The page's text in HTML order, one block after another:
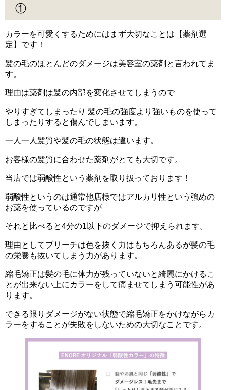
①
カラーを可愛くするためにはまず大切なことは【薬剤選
定】です！
髪の毛のほとんどのダメージは美容室の薬剤と言われてま
す。
理由は薬剤は髪の内部を変化させてしまうので
やりすぎてしまったり 髪の毛の強度より強いものを使って
しまったりすると傷んでしまいます。
一人一人髪質や髪の毛の状態は違います。
お客様の髪質に合わせた薬剤がとても大切です。
当店では弱酸性という薬剤を取り扱っております！
弱酸性というのは通常他店様ではアルカリ性という強めの
お薬を使っているのですが
それと比べると4分の1以下のダメージで抑えられます。
理由としてブリーチは色を抜く力はもちろんあるが髪の毛
の栄養も抜いてしまう力があります。
縮毛矯正は髪の毛に体力が残っていないと綺麗にかけるこ
とが出来ない上にカラーをして痛ませてしまう可能性があ
ります。
できる限りダメージがない状態で縮毛矯正をかけながらカ
ラーをすることが失敗をしないための大切なことです。